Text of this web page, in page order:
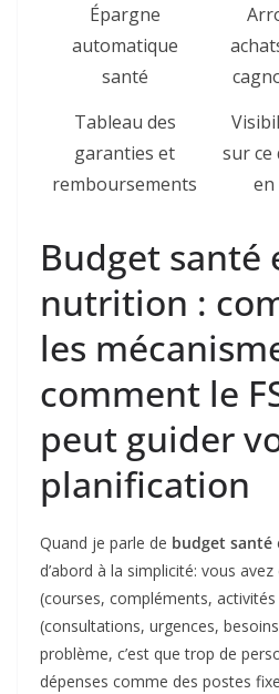
Épargne
automatique
santé
Tableau des
garanties et
remboursements
sur ce
en
Budget santé
nutrition :
les
comment le
peut guider
planification
Quand je parle de budget santé
d’abord à la simplicité: vous
(courses, compléments,
(consultations, urgences,
problème, c’est que trop de
dépenses comme des postes